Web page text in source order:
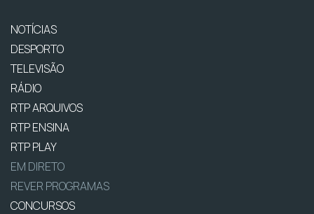
NOTÍCIAS
DESPORTO
TELEVISÃO
RÁDIO
RTP ARQUIVOS
RTP ENSINA
RTP PLAY
EM DIRETO
REVER PROGRAMAS
CONCURSOS